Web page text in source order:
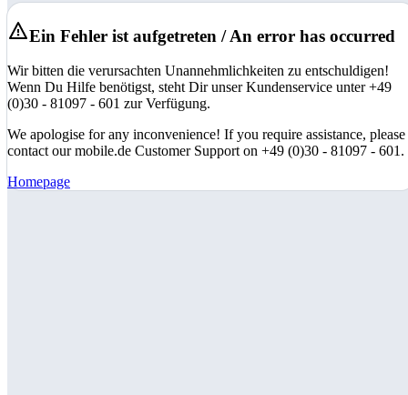
Ein Fehler ist aufgetreten / An error has occurred
Wir bitten die verursachten Unannehmlichkeiten zu entschuldigen!
Wenn Du Hilfe benötigst, steht Dir unser Kundenservice unter +49
(0)30 - 81097 - 601 zur Verfügung.
We apologise for any inconvenience! If you require assistance, please
contact our mobile.de Customer Support on +49 (0)30 - 81097 - 601.
Homepage